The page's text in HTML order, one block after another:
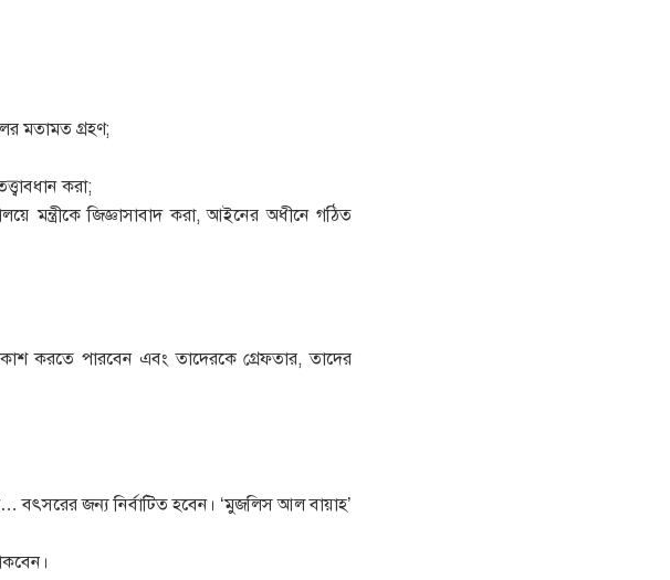
মতামত গ্রহণ;
করা;
মন্ত্রীকে জিজ্ঞাসাবাদ করা, আইনের অধীনে গঠিত
করতে পারবেন এবং তাদেরকে গ্রেফতার, তাদের
বৎসরের জন্য নির্বাটিত হবেন। ‘মুজলিস আল বায়াহ’